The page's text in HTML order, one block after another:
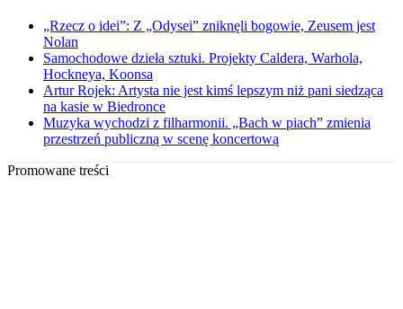
„Rzecz o idei”: Z „Odysei” zniknęli bogowie, Zeusem jest
Nolan
Samochodowe dzieła sztuki. Projekty Caldera, Warhola,
Hockneya, Koonsa
Artur Rojek: Artysta nie jest kimś lepszym niż pani siedząca
na kasie w Biedronce
Muzyka wychodzi z filharmonii. „Bach w piach” zmienia
przestrzeń publiczną w scenę koncertową
Promowane treści